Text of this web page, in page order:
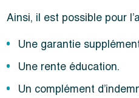
Ainsi, il est possible pour
Une garantie
Une rente éducation.
Un complément